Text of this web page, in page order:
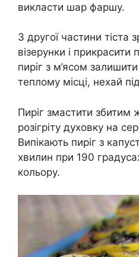
викласти шар фаршу.
З другої частини тіста
візерунки і прикрасити
пиріг з м’ясом
теплому місці, нехай
Пиріг змастити збитим
розігріту духовку на
Випікають пиріг з
хвилин при 190
кольору.